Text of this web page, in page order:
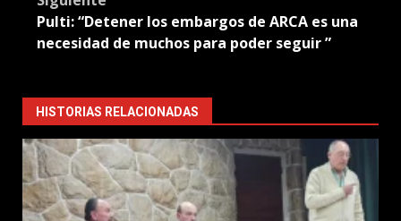
Pulti: “Detener los embargos de ARCA es una
necesidad de muchos para poder seguir ”
HISTORIAS RELACIONADAS